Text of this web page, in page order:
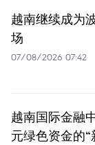
越南继续成为
场
07/08/2026 07:42
越南国际金融
元绿色资金的“